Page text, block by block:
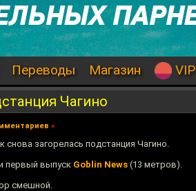
Переводы Магазин VIP
Чагино
»
снова загорелась подстанция Чагино.
первый выпуск Goblin News (13 метров).
смешной.